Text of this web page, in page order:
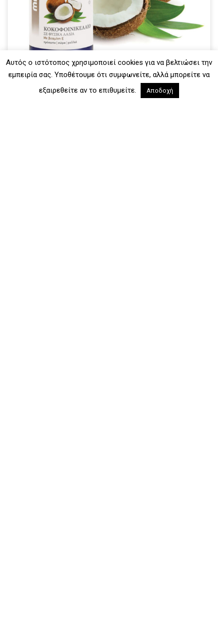
Κοκοφοινικέλαιο
Αυτός ο ιστότοπος χρησιμοποιεί cookies για να βελτιώσει την
εμπειρία σας. Υποθέτουμε ότι συμφωνείτε, αλλά μπορείτε να
εξαιρεθείτε αν το επιθυμείτε.
Αποδοχή